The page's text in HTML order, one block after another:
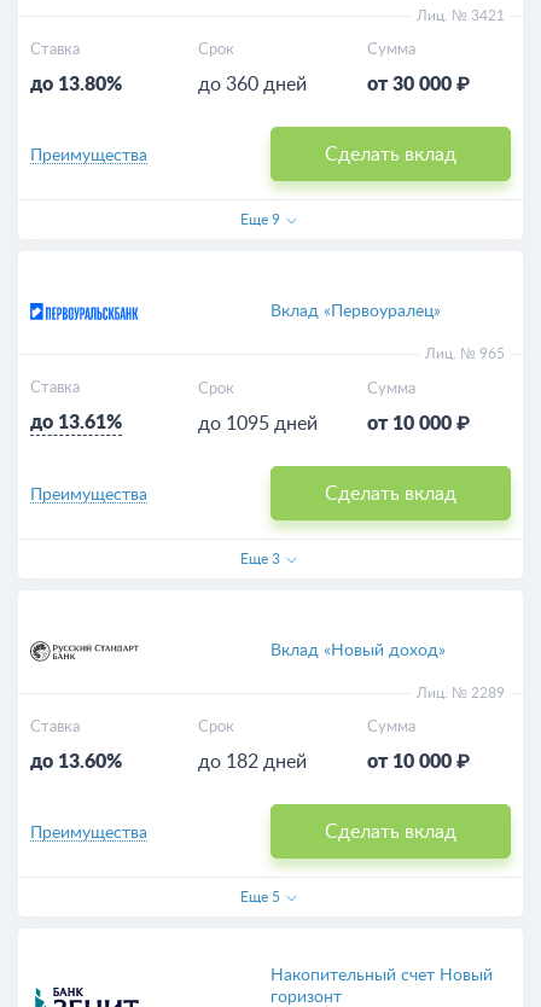
Лиц. № 3421
Ставка
до 13.80%
Срок
до 360 дней
Сумма
от 30 000 ₽
Сделать вклад
Преимущества
Еще 9
Вклад «Первоуралец»
Лиц. № 965
Ставка
до 13.61%
Срок
до 1095 дней
Сумма
от 10 000 ₽
Сделать вклад
Преимущества
Еще 3
Вклад «Новый доход»
Лиц. № 2289
Ставка
до 13.60%
Срок
до 182 дней
Сумма
от 10 000 ₽
Сделать вклад
Преимущества
Еще 5
Накопительный счет Новый
горизонт